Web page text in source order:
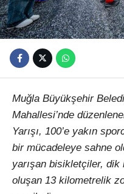
Muğla Büyükşehir
Mahallesi’nde
Yarışı, 100’e yakın
bir mücadeleye sahne
yarışan bisikletçiler,
oluşan 13 kilometrelik